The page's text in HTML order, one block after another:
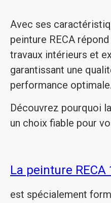
Avec ses
peinture RECA
travaux intérieurs et
garantissant une
performance optimale.
Découvrez pourquoi
un choix fiable pour
La peinture RECA
est spécialement